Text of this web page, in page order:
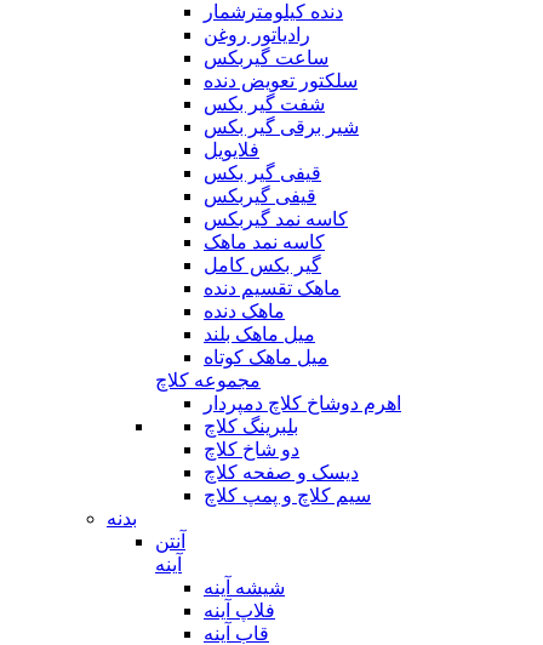
دنده کیلومترشمار
رادیاتور روغن
ساعت گیربکس
سلکتور تعویض دنده
شفت گیر بکس
شیر برقی گیر بکس
فلایویل
قیفی گیر بکس
قیفی گیربکس
کاسه نمد گیربکس
کاسه نمد ماهک
گیر بکس کامل
ماهک تقسیم دنده
ماهک دنده
میل ماهک بلند
میل ماهک کوتاه
مجموعه کلاچ
اهرم دوشاخ کلاچ دمپردار
بلبرینگ کلاچ
دو شاخ کلاچ
دیسک و صفحه کلاچ
سیم کلاچ و پمپ کلاچ
بدنه
آنتن
آینه
شیشه آینه
فلاپ آینه
قاب آینه